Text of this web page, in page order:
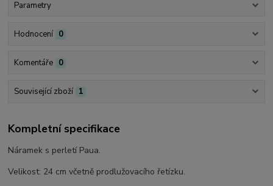
Parametry
Hodnocení 0
Komentáře 0
Související zboží 1
Kompletní specifikace
Náramek s perletí Paua.
Velikost: 24 cm včetně prodlužovacího řetízku.